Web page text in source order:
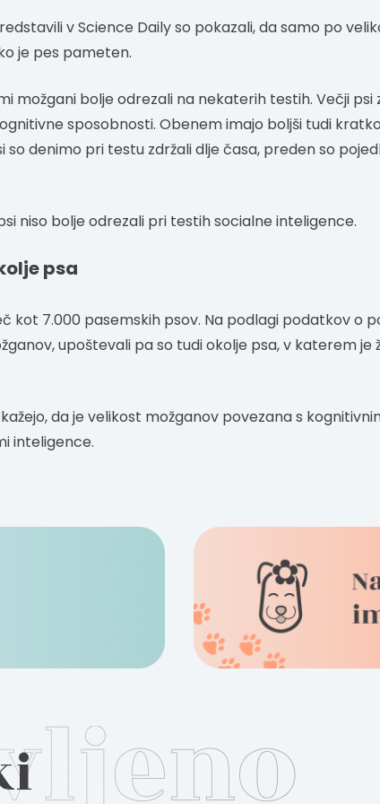
v Science Daily so pokazali, da samo po
je pes pameten.
možgani bolje odrezali na nekaterih testih. Večji psi
sposobnosti. Obenem imajo boljši tudi
so denimo pri testu zdržali dlje časa, preden so
niso bolje odrezali pri testih socialne inteligence.
psa
kot 7.000 pasemskih psov. Na podlagi podatkov o
upoštevali pa so tudi okolje psa, v katerem je
da je velikost možganov povezana s
inteligence.